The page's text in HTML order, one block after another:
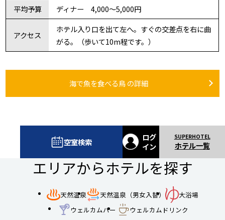
平均予算 ディナー 4,000～5,000円
アクセス
ホテル入り口を出て左へ。すぐの交差点を右に曲
がる。（歩いて10m程です。）
海で魚を食べる鳥 の詳細
空室検索
ログ
イン
ホテル一覧
エリアからホテルを探す
天然温泉 天然温泉（男女入替）
大浴場
ウェルカムバー
ウェルカムドリンク